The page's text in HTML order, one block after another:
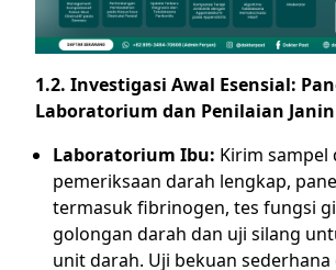
1.2. Investigasi Awal Esensial:
Laboratorium dan Penilaian Janin
Laboratorium Ibu: Kirim
pemeriksaan darah lengkap,
termasuk fibrinogen, tes fungsi
golongan darah dan uji silang
unit darah. Uji bekuan